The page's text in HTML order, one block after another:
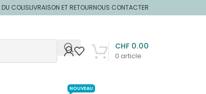
DU COLISLIVRAISON ET RETOURNOUS CONTACTER
0 article
CHF 0.00
NOUVEAU